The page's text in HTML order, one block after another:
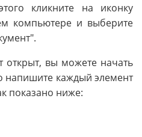
кликните на иконку
компьютере и выберите
открыт, вы можете начать
напишите каждый элемент
показано ниже: